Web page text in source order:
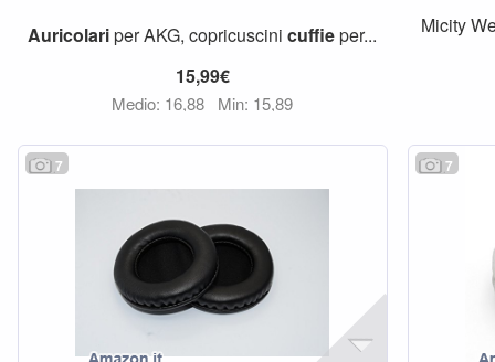
Auricolariper AKG, copricuscinicuffieper...
15,99€
Medio: 16,88 Min: 15,89
Micity
7 7